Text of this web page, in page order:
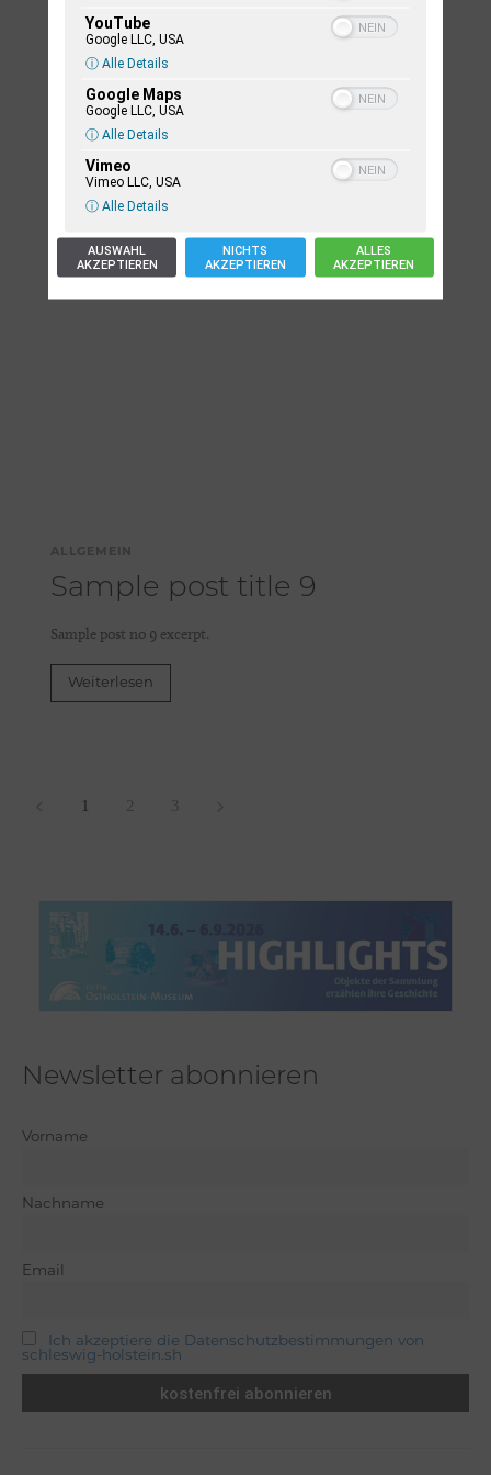
ALLGEMEIN
Sample post title 8
Sample post no 8 excerpt.
ALLGEMEIN
Sample post title 9
Sample post no 9 excerpt.
Weiterlesen
1 2 3
Newsletter abonnieren
Vorname
Nachname
Email
Ich akzeptiere die Datenschutzbestimmungen von
schleswig-holstein.sh
YouTube
Google LLC, USA
ⓘ Alle Details
Google Maps
Google LLC, USA
ⓘ Alle Details
Vimeo
Vimeo LLC, USA
ⓘ Alle Details
AUSWAHL
AKZEPTIEREN
NICHTS
AKZEPTIEREN
ALLES
AKZEPTIEREN